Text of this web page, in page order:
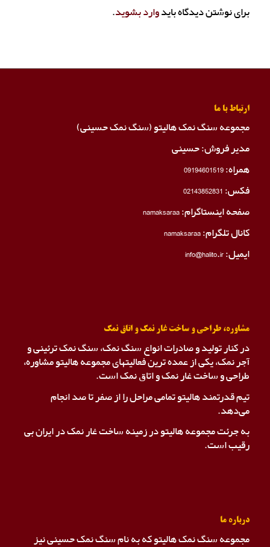
برای نوشتن دیدگاه بایدوارد بشوید.
ارتباط با ما
مجموعه سنگ نمک هالیتو (سنگ نمک حسینی)
مدیر فروش: حسینی
همراه:09194601519
فکس:02143852831
صفحه اینستاگرام:namaksaraa
کانال تلگرام:namaksaraa
ایمیل: info@halito.ir
مشاوره، طراحی و ساخت غار نمک و اتاق نمک
در کنار تولید و صادرات انواع سنگ نمک، سنگ نمک ترئینی و
آجر نمک، یکی از عمده ترین فعالیتهای مجموعه هالیتو مشاوره،
طراحی و ساخت غار نمک و اتاق نمک است.
تیم قدرتمند هالیتو تمامی مراحل را از صفر تا صد انجام
می‌دهد.
به جرئت مجموعه هالیتو در زمینه ساخت غار نمک در ایران بی
رقیب است.
درباره ما
مجموعه سنگ نمک هالیتو که به نام سنگ نمک حسینی نیز